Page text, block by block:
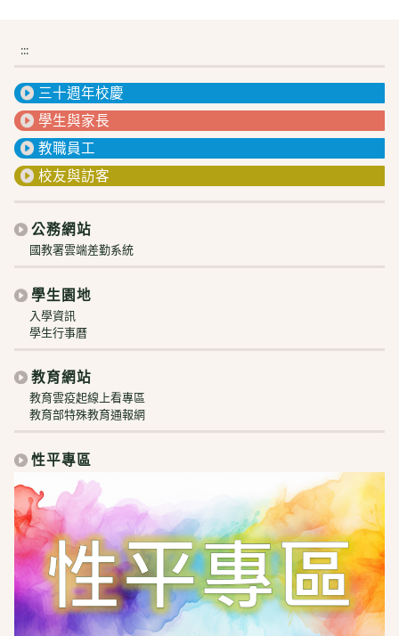
:::
三十週年校慶
學生與家長
教職員工
校友與訪客
公務網站
國教署雲端差勤系統
學生園地
入學資訊
學生行事曆
教育網站
教育雲疫起線上看專區
教育部特殊教育通報網
性平專區